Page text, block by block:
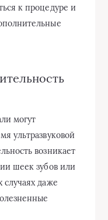
к процедуре и
могут
ультразвуковой
возникает
шеек зубов или
даже